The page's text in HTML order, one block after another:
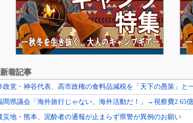
新着記事